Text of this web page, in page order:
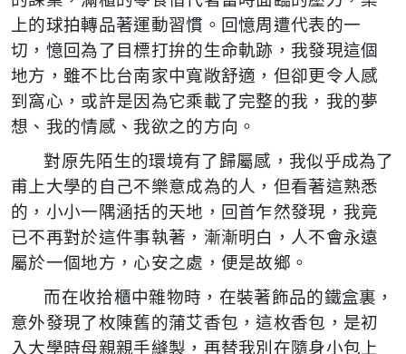
上的球拍轉品著運動習慣。回憶周遭代表的一
切，憶回為了目標打拚的生命軌跡，我發現這個
地方，雖不比台南家中寬敞舒適，但卻更令人感
到窩心，或許是因為它乘載了完整的我，我的夢
想、我的情感、我欲之的方向。
對原先陌生的環境有了歸屬感，我似乎成為了
甫上大學的自己不樂意成為的人，但看著這熟悉
的，小小一隅涵括的天地，回首乍然發現，我竟
已不再對於這件事執著，漸漸明白，人不會永遠
屬於一個地方，心安之處，便是故鄉。
而在收拾櫃中雜物時，在裝著飾品的鐵盒裏，
意外發現了枚陳舊的蒲艾香包，這枚香包，是初
入大學時母親親手縫製，再替我別在隨身小包上